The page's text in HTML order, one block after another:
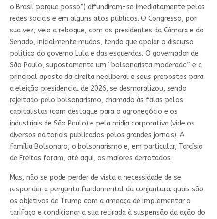
o Brasil porque posso”) difundiram-se imediatamente pelas
redes sociais e em alguns atos públicos. O Congresso, por
sua vez, veio a reboque, com os presidentes da Câmara e do
Senado, inicialmente mudos, tendo que apoiar o discurso
político do governo Lula e das esquerdas. O governador de
São Paulo, supostamente um “bolsonarista moderado” e a
principal aposta da direita neoliberal e seus prepostos para
a eleição presidencial de 2026, se desmoralizou, sendo
rejeitado pelo bolsonarismo, chamado às falas pelos
capitalistas (com destaque para o agronegócio e os
industriais de São Paulo) e pela mídia corporativa (vide os
diversos editoriais publicados pelos grandes jornais). A
família Bolsonaro, o bolsonarismo e, em particular, Tarcísio
de Freitas foram, até aqui, os maiores derrotados.
Mas, não se pode perder de vista a necessidade de se
responder a pergunta fundamental da conjuntura: quais são
os objetivos de Trump com a ameaça de implementar o
tarifaço e condicionar a sua retirada à suspensão da ação do